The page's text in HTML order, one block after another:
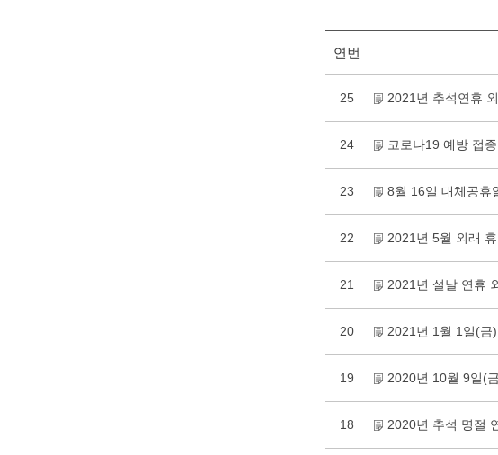
연번
25 2021년 추석연휴
24 코로나19 예방 접
23 8월 16일 대체공휴
22 2021년 5월 외래
21 2021년 설날 연휴
20 2021년 1월 1일(금
19 2020년 10월 9일(
18 2020년 추석 명절